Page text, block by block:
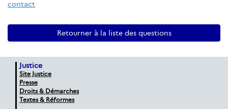
contact
Retourner à la liste des questions
Justice
Site Justice
Presse
Droits & Démarches
Textes & Réformes